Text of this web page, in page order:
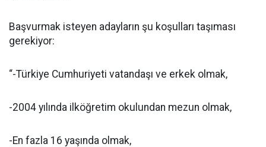
Başvurmak isteyen adayların şu koşulları taşıması
gerekiyor:
“-Türkiye Cumhuriyeti vatandaşı ve erkek olmak,
-2004 yılında ilköğretim okulundan mezun olmak,
-En fazla 16 yaşında olmak,